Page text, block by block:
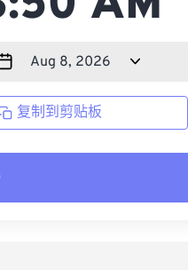
复制到剪贴板